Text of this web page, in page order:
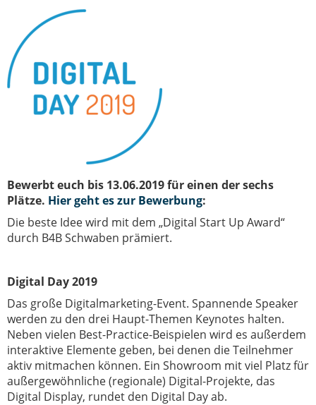
Bewerbt euch bis 13.06.2019 für einen der sechs
Plätze. Hier geht es zur Bewerbung:
Die beste Idee wird mit dem „Digital Start Up Award“
durch B4B Schwaben prämiert.
Digital Day 2019
Das große Digitalmarketing-Event. Spannende Speaker
werden zu den drei Haupt-Themen Keynotes halten.
Neben vielen Best-Practice-Beispielen wird es außerdem
interaktive Elemente geben, bei denen die Teilnehmer
aktiv mitmachen können. Ein Showroom mit viel Platz für
außergewöhnliche (regionale) Digital-Projekte, das
Digital Display, rundet den Digital Day ab.